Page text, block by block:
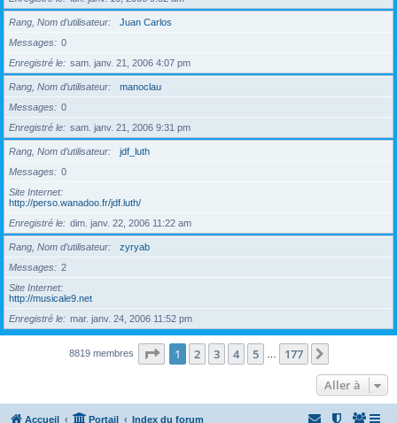
Rang, Nom d’utilisateur
Juan Carlos
Messages
0
Enregistré le
sam. janv. 21, 2006 4:07 pm
Rang, Nom d’utilisateur
manoclau
Messages
0
Enregistré le
sam. janv. 21, 2006 9:31 pm
Rang, Nom d’utilisateur
jdf_luth
Messages
0
Site Internet
http://perso.wanadoo.fr/jdf.luth/
Enregistré le
dim. janv. 22, 2006 11:22 am
Rang, Nom d’utilisateur
zyryab
Messages
2
Site Internet
http://musicale9.net
Enregistré le
mar. janv. 24, 2006 11:52 pm
8819 membres Page 1sur177
1 2 3 4 5 177
Aller à
Accueil Portail Index du forum